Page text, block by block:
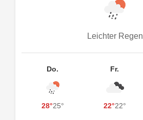
Leichter Regen
Do.
28°25°
Fr.
22°22°